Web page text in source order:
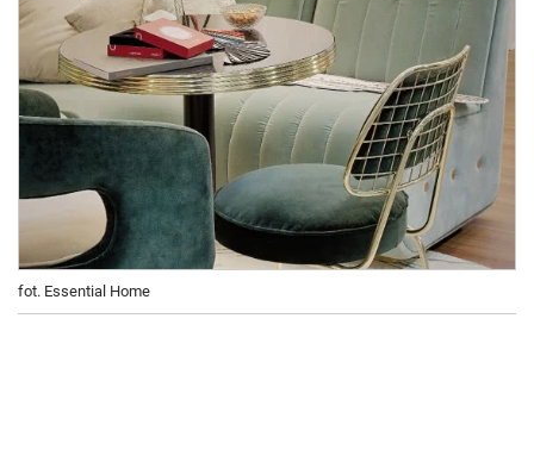
fot. Essential Home